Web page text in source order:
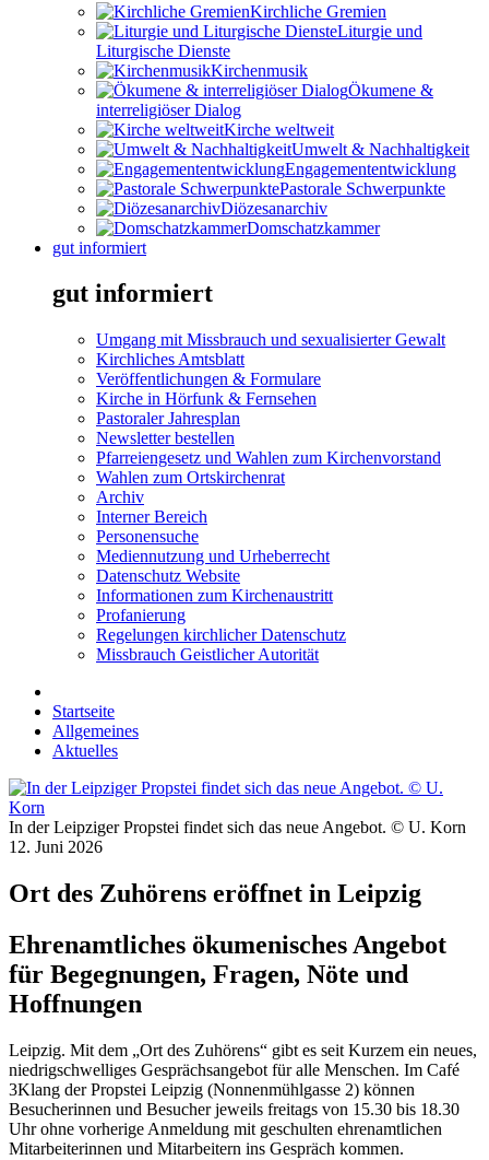
Kirchliche Gremien
Liturgie und
Liturgische Dienste
Kirchenmusik
Ökumene &
interreligiöser Dialog
Kirche weltweit
Umwelt & Nachhaltigkeit
Engagemententwicklung
Pastorale Schwerpunkte
Diözesanarchiv
Domschatzkammer
gut informiert
gut informiert
Umgang mit Missbrauch und sexualisierter Gewalt
Kirchliches Amtsblatt
Veröffentlichungen & Formulare
Kirche in Hörfunk & Fernsehen
Pastoraler Jahresplan
Newsletter bestellen
Pfarreiengesetz und Wahlen zum Kirchenvorstand
Wahlen zum Ortskirchenrat
Archiv
Interner Bereich
Personensuche
Mediennutzung und Urheberrecht
Datenschutz Website
Informationen zum Kirchenaustritt
Profanierung
Regelungen kirchlicher Datenschutz
Missbrauch Geistlicher Autorität
Startseite
Allgemeines
Aktuelles
In der Leipziger Propstei findet sich das neue Angebot. © U. Korn
12. Juni 2026
Ort des Zuhörens eröffnet in Leipzig
Ehrenamtliches ökumenisches Angebot
für Begegnungen, Fragen, Nöte und
Hoffnungen
Leipzig. Mit dem „Ort des Zuhörens“ gibt es seit Kurzem ein neues,
niedrigschwelliges Gesprächsangebot für alle Menschen. Im Café
3Klang der Propstei Leipzig (Nonnenmühlgasse 2) können
Besucherinnen und Besucher jeweils freitags von 15.30 bis 18.30
Uhr ohne vorherige Anmeldung mit geschulten ehrenamtlichen
Mitarbeiterinnen und Mitarbeitern ins Gespräch kommen.